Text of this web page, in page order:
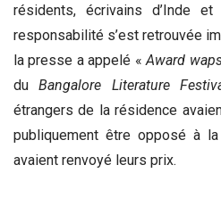
résidents, écrivains d’Inde et
responsabilité s’est retrouvée
la presse a appelé «Award
duBangalore Literature
étrangers de la résidence
publiquement être opposé à
avaient renvoyé leurs prix.